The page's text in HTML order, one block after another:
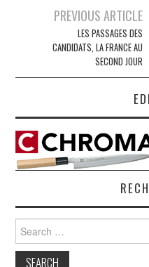
navigation
PREVIOUS ARTICLE
LES PASSAGES DES
CANDIDATS, LA FRANCE AU
SECOND JOUR
Search
for: